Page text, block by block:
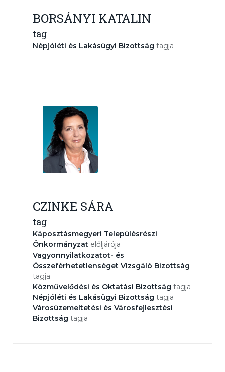
BORSÁNYI KATALIN
tag
Népjóléti és Lakásügyi Bizottság tagja
CZINKE SÁRA
tag
Káposztásmegyeri Településrészi
Önkormányzat előljárója
Vagyonnyilatkozatot- és
Összeférhetetlenséget Vizsgáló Bizottság
tagja
Közművelődési és Oktatási Bizottság tagja
Népjóléti és Lakásügyi Bizottság tagja
Városüzemeltetési és Városfejlesztési
Bizottság tagja